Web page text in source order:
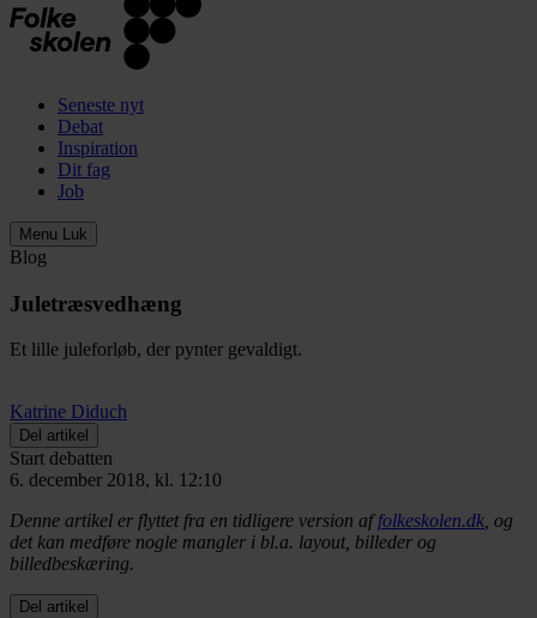
Seneste nyt
Debat
Inspiration
Dit fag
Job
Menu Luk
Blog
Juletræsvedhæng
Et lille juleforløb, der pynter gevaldigt.
Katrine Diduch
Del artikel
Start debatten
6. december 2018, kl. 12:10
Denne artikel er flyttet fra en tidligere version affolkeskolen.dk, og
det kan medføre nogle mangler i bl.a. layout, billeder og
billedbeskæring.
Del artikel